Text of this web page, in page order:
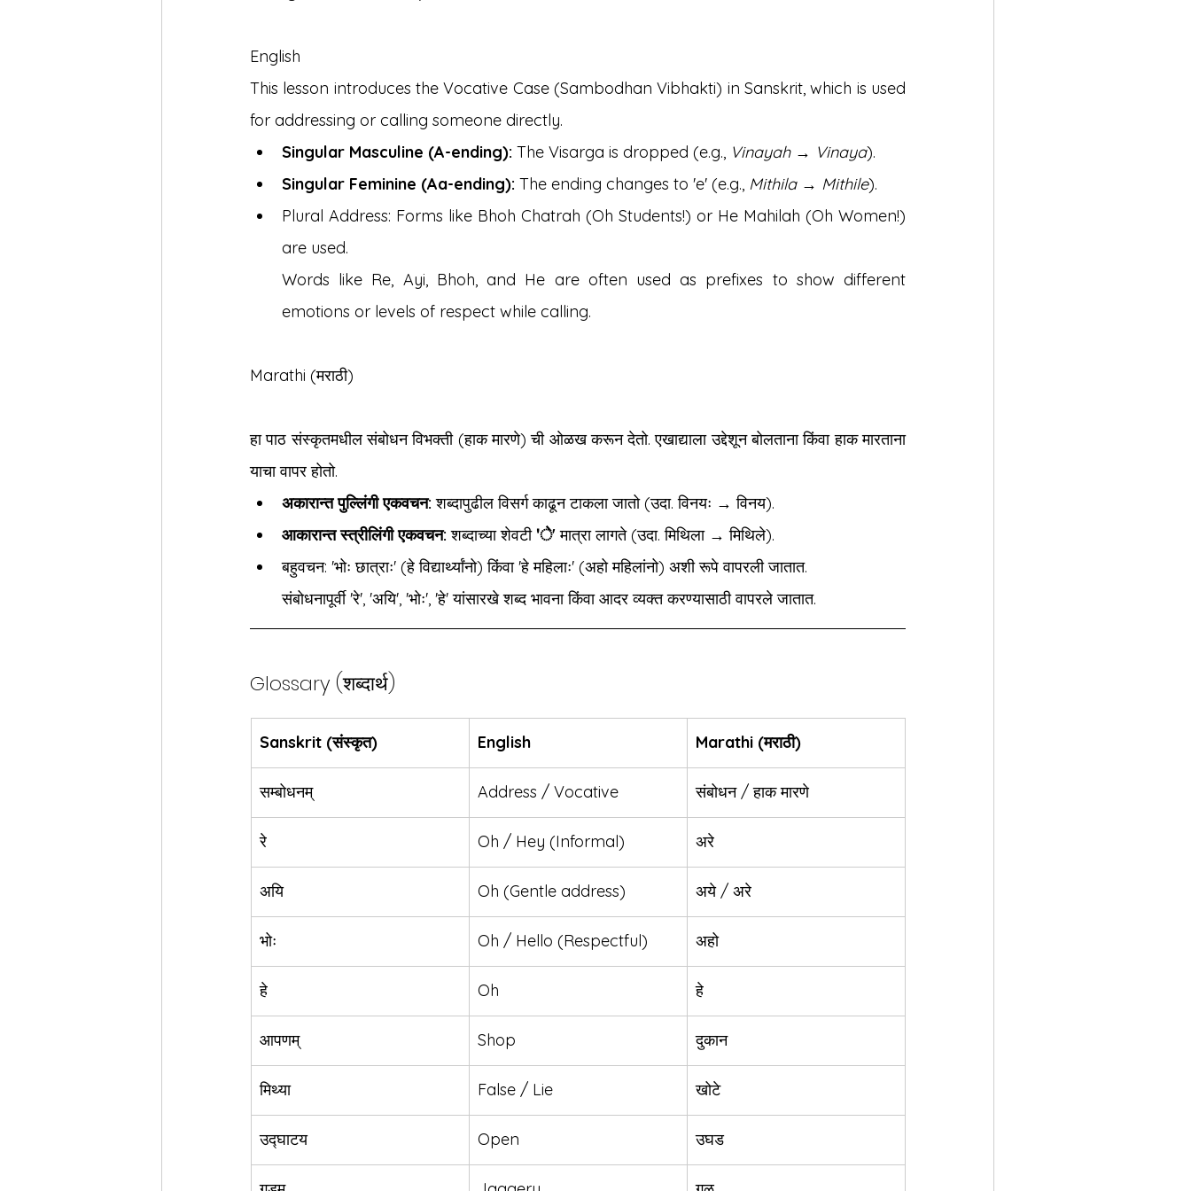
English
This lesson introduces the Vocative Case (Sambodhan Vibhakti) in Sanskrit, which is used
for addressing or calling someone directly.
Singular Masculine (A-ending): The Visarga is dropped (e.g., Vinayah → Vinaya).
Singular Feminine (Aa-ending): The ending changes to 'e' (e.g., Mithila → Mithile).
Plural Address: Forms like Bhoh Chatrah (Oh Students!) or He Mahilah (Oh Women!)
are used.
Words like Re, Ayi, Bhoh, and He are often used as prefixes to show different
emotions or levels of respect while calling.
Marathi (मराठी)
हा पाठ संस्कृतमधील संबोधन विभक्ती (हाक मारणे) ची ओळख करून देतो. एखाद्याला उद्देशून बोलताना किंवा हाक मारताना
याचा वापर होतो.
अकारान्त पुल्लिंगी एकवचन: शब्दापुढील विसर्ग काढून टाकला जातो (उदा. विनयः → विनय).
आकारान्त स्त्रीलिंगी एकवचन: शब्दाच्या शेवटी 'े' मात्रा लागते (उदा. मिथिला → मिथिले).
बहुवचन: 'भोः छात्राः' (हे विद्यार्थ्यांनो) किंवा 'हे महिलाः' (अहो महिलांनो) अशी रूपे वापरली जातात.
संबोधनापूर्वी 'रे', 'अयि', 'भोः', 'हे' यांसारखे शब्द भावना किंवा आदर व्यक्त करण्यासाठी वापरले जातात.
Glossary (शब्दार्थ)
Sanskrit (संस्कृत) English Marathi (मराठी)
सम्बोधनम् Address / Vocative संबोधन / हाक मारणे
रे Oh / Hey (Informal) अरे
अयि Oh (Gentle address) अये / अरे
भोः Oh / Hello (Respectful) अहो
हे Oh हे
आपणम् Shop दुकान
मिथ्या False / Lie खोटे
उद्घाटय Open उघड